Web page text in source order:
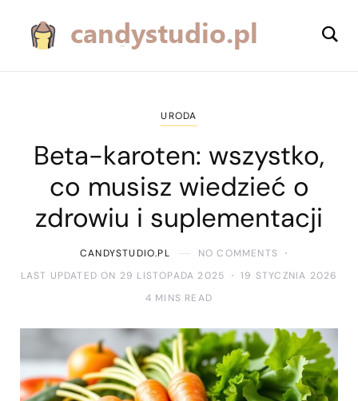
URODA
Beta-karoten: wszystko,
co musisz wiedzieć o
zdrowiu i suplementacji
CANDYSTUDIO.PL
NO COMMENTS
LAST UPDATED ON 29 LISTOPADA 2025
19 STYCZNIA 2026
4 MINS READ